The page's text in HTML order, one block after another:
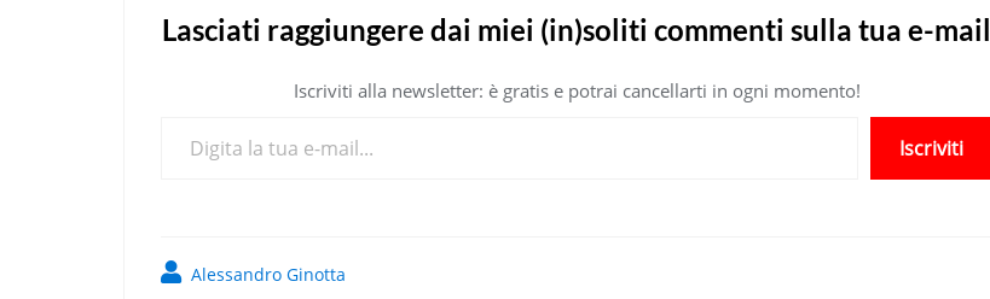
Lasciati raggiungere dai miei (in)soliti commenti sulla tua e-mail
Iscriviti alla newsletter: è gratis e potrai cancellarti in ogni momento!
Iscriviti
Alessandro Ginotta